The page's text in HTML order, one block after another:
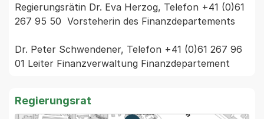
Regierungsrätin Dr. Eva Herzog, Telefon +41 (0)61
267 95 50  Vorsteherin des Finanzdepartements
Dr. Peter Schwendener, Telefon +41 (0)61 267 96
01 Leiter Finanzverwaltung Finanzdepartement
Regierungsrat